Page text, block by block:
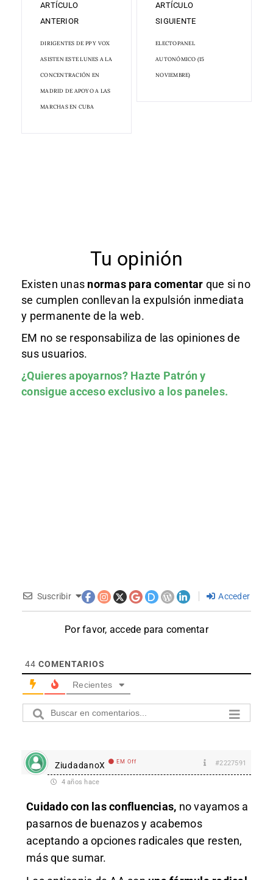
ARTÍCULO
ANTERIOR
DIRIGENTES DE PP Y VOX
ASISTEN ESTE LUNES A LA
CONCENTRACIÓN EN
MADRID DE APOYO A LAS
MARCHAS EN CUBA
ARTÍCULO
SIGUIENTE
ELECTOPANEL
AUTONÓMICO (15
NOVIEMBRE)
Tu opinión
Existen unas normas para comentar que si no
se cumplen conllevan la expulsión inmediata
y permanente de la web.
EM no se responsabiliza de las opiniones de
sus usuarios.
¿Quieres apoyarnos? Hazte Patróny
consigue acceso exclusivo a los paneles.
Suscribir Acceder
Por favor, accede para comentar
44 COMENTARIOS
Recientes
ZiudadanoX EM Off #2227591
4 años hace
Cuidado con las confluencias, no vayamos a
pasarnos de buenazos y acabemos
aceptando a opciones radicales que resten,
más que sumar.